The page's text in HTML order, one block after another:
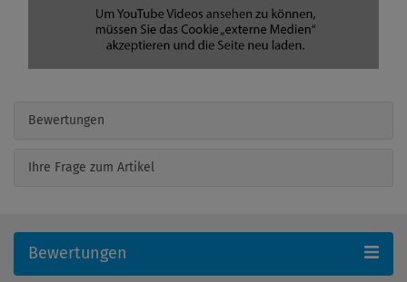
Bewertungen
Ihre Frage zum Artikel
Bewertungen